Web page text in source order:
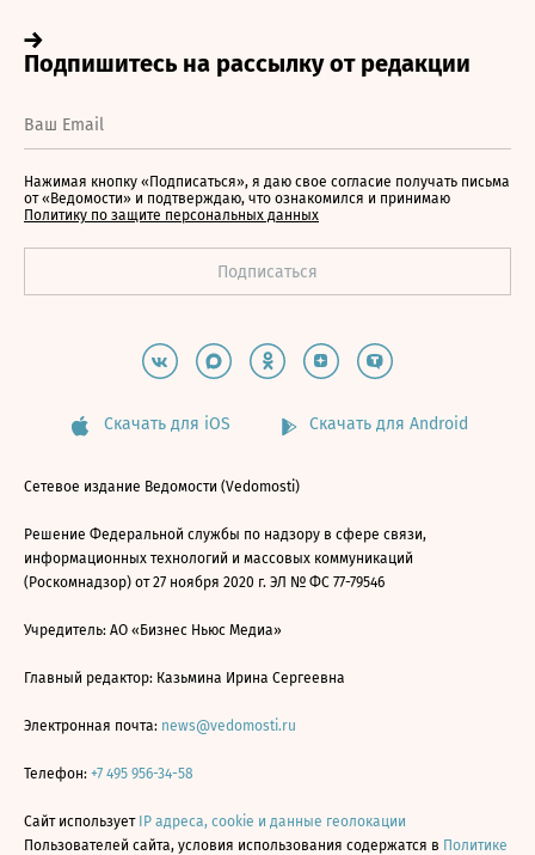
Нажимая кнопку «Подписаться», я даю свое согласие получать письма
от «Ведомости» и подтверждаю, что ознакомился и принимаю
Политику по защите персональных данных
Скачать для iOS Скачать для Android
Сетевое издание Ведомости (Vedomosti)
Решение Федеральной службы по надзору в сфере связи,
информационных технологий и массовых коммуникаций
(Роскомнадзор) от 27 ноября 2020 г. ЭЛ № ФС 77-79546
Учредитель: АО «Бизнес Ньюс Медиа»
Главный редактор: Казьмина Ирина Сергеевна
Электронная почта: news@vedomosti.ru
Телефон: +7 495 956-34-58
Сайт использует IP адреса, cookie и данные геолокации
Пользователей сайта, условия использования содержатся в Политике